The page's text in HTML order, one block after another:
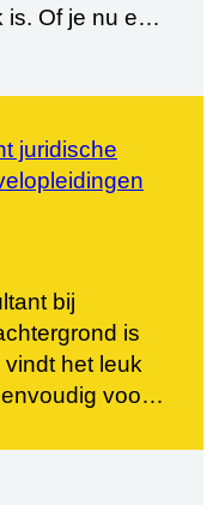
Of je nu een
tot een
geniet […]
bij
is
het leuk
voor
een training.